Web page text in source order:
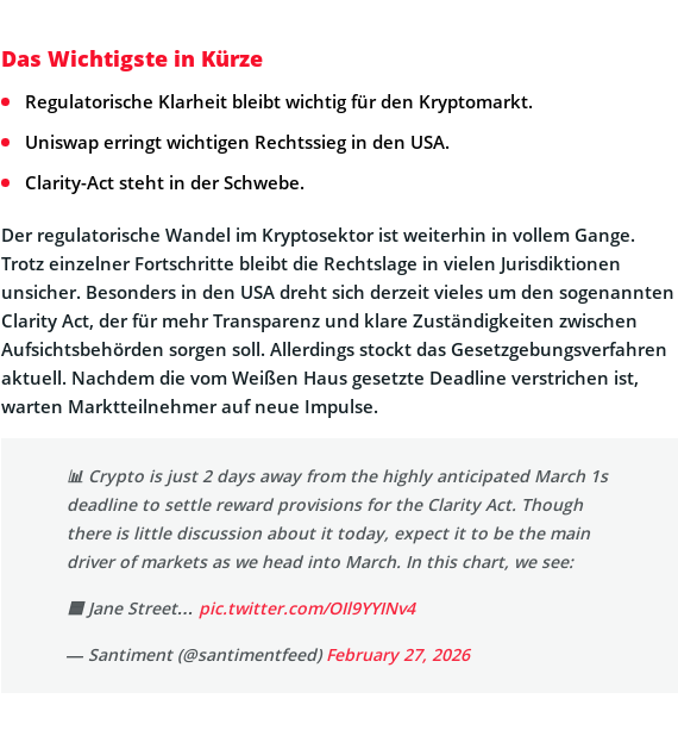
Das Wichtigste in Kürze
Regulatorische Klarheit bleibt wichtig für den Kryptomarkt.
Uniswap erringt wichtigen Rechtssieg in den USA.
Clarity-Act steht in der Schwebe.
Der regulatorische Wandel im Kryptosektor ist weiterhin in vollem Gange.
Trotz einzelner Fortschritte bleibt die Rechtslage in vielen Jurisdiktionen
unsicher. Besonders in den USA dreht sich derzeit vieles um den sogenannten
Clarity Act, der für mehr Transparenz und klare Zuständigkeiten zwischen
Aufsichtsbehörden sorgen soll. Allerdings stockt das Gesetzgebungsverfahren
aktuell. Nachdem die vom Weißen Haus gesetzte Deadline verstrichen ist,
warten Marktteilnehmer auf neue Impulse.
📊 Crypto is just 2 days away from the highly anticipated March 1s
deadline to settle reward provisions for the Clarity Act. Though
there is little discussion about it today, expect it to be the main
driver of markets as we head into March. In this chart, we see:
🟦 Jane Street… pic.twitter.com/OIl9YYINv4
— Santiment (@santimentfeed)February 27, 2026